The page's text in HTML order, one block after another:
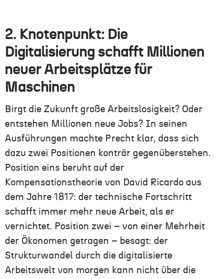
2. Knotenpunkt: Die
Digitalisierung schafft Millionen
neuer Arbeitsplätze für
Maschinen
Birgt die Zukunft große Arbeitslosigkeit? Oder
entstehen Millionen neue Jobs? In seinen
Ausführungen machte Precht klar, dass sich
dazu zwei Positionen konträr gegenüberstehen.
Position eins beruht auf der
Kompensationstheorie von David Ricardo aus
dem Jahre 1817: der technische Fortschritt
schafft immer mehr neue Arbeit, als er
vernichtet. Position zwei – von einer Mehrheit
der Ökonomen getragen – besagt: der
Strukturwandel durch die digitalisierte
Arbeitswelt von morgen kann nicht über die